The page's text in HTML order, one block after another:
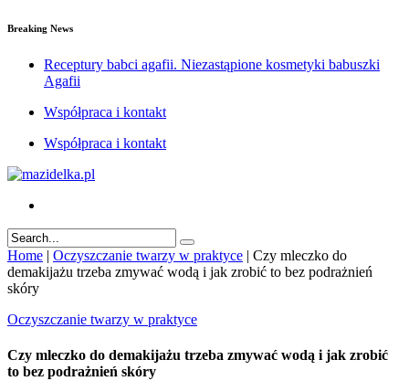
Breaking News
Receptury babci agafii. Niezastąpione kosmetyki babuszki
Agafii
Współpraca i kontakt
Współpraca i kontakt
Home | Oczyszczanie twarzy w praktyce | Czy mleczko do
demakijażu trzeba zmywać wodą i jak zrobić to bez podrażnień
skóry
Oczyszczanie twarzy w praktyce
Czy mleczko do demakijażu trzeba zmywać wodą i jak zrobić
to bez podrażnień skóry